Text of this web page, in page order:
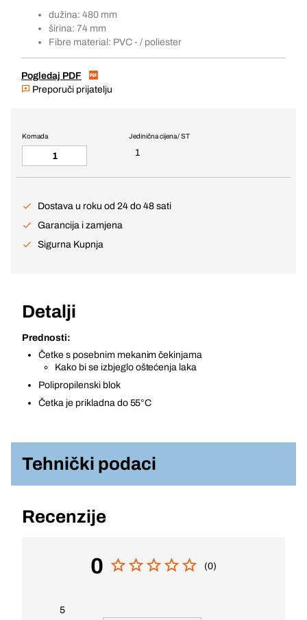
dužina: 480 mm
širina: 74 mm
Fibre material: PVC - / poliester
Pogledaj PDF
Preporuči prijatelju
Jedinična cijena / ST
1
Komada
Dostava u roku od 24 do 48 sati
Garancija i zamjena
Sigurna Kupnja
Detalji
Prednosti:
Četke s posebnim mekanim čekinjama
Kako bi se izbjeglo oštećenja laka
Polipropilenski blok
Četka je prikladna do 55°C
Tehnički podaci
Recenzije
0 (0)
5